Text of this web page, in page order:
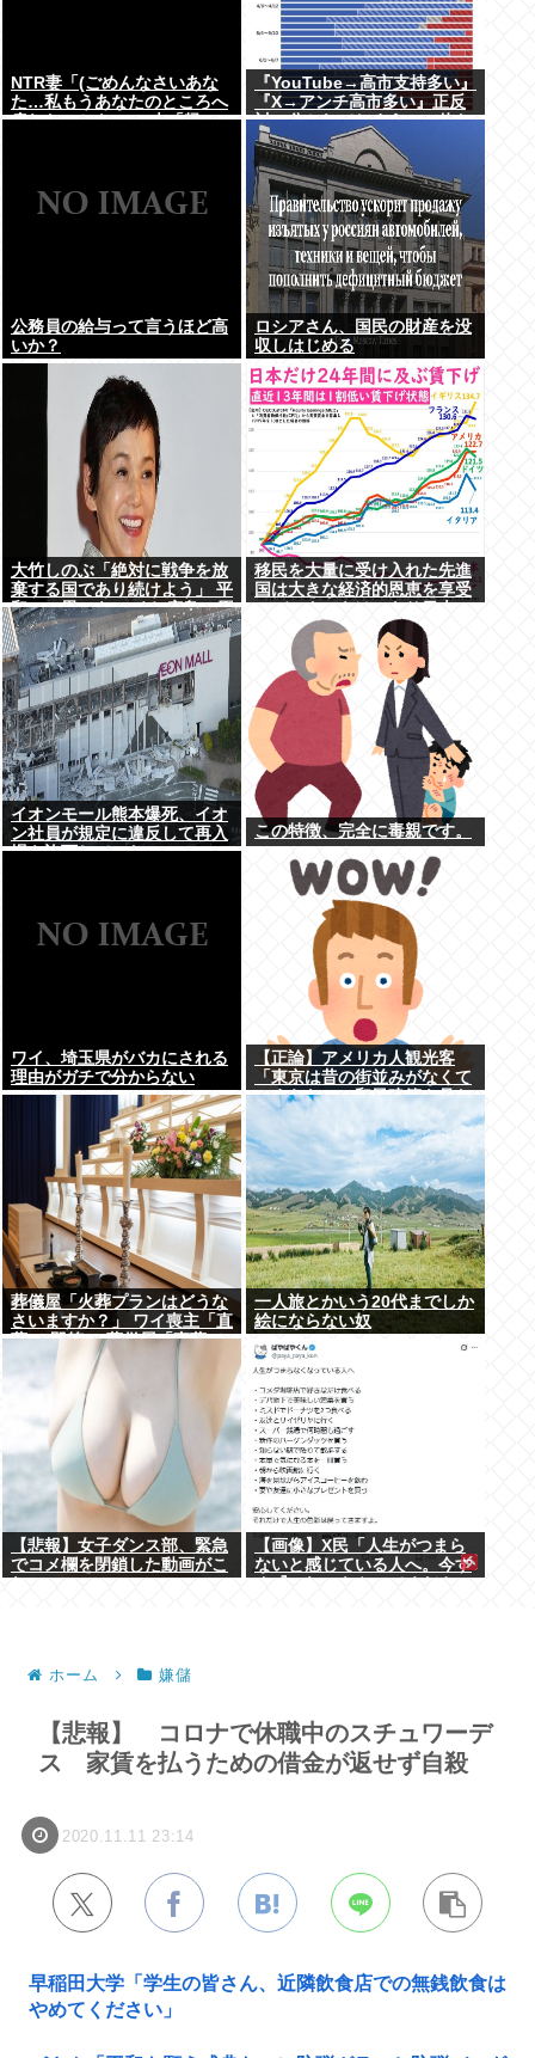
NTR妻「(ごめんなさいあな
た…私もうあなたのところへ
戻れないかも…)」夫「帰っ
『YouTube→高市支持多い』
『X→アンチ高市多い』正反
対に分かれてしまう。一体な
ぜ？？？
公務員の給与って言うほど高
いか？
ロシアさん、国民の財産を没
収しはじめる
大竹しのぶ「絶対に戦争を放
棄する国であり続けよう」 平
和への思いをつづる 広島に原
爆が投下されてから81年
移民を大量に受け入れた先進
国は大きな経済的恩恵を享受
人負け示される
イオンモール熊本爆死、イオ
ン社員が規定に違反して再入
場を許可していた
この特徴、完全に毒親です。
ワイ、埼玉県がバカにされる
理由がガチで分からない
【正論】アメリカ人観光客
「東京は昔の街並みがなくて
つまらない。和風建築を見た
いのにガッカリだ。」
葬儀屋「火葬プランはどうな
さいますか？」 ワイ喪主「直
葬で(即答)」葬儀屋「直葬で
すか…！？（ちょい引き気
味）」⇒！！！
一人旅とかいう20代までしか
絵にならない奴
【悲報】女子ダンス部、緊急
でコメ欄を閉鎖した動画がこ
【画像】X民「人生がつまら
ないと感じている人へ。今す
ホーム 嫌儲
【悲報】 コロナで休職中のスチュワーデ
ス 家賃を払うための借金が返せず自殺
2020.11.11 23:14
早稲田大学「学生の皆さん、近隣飲食店での無銭飲食は
やめてください」